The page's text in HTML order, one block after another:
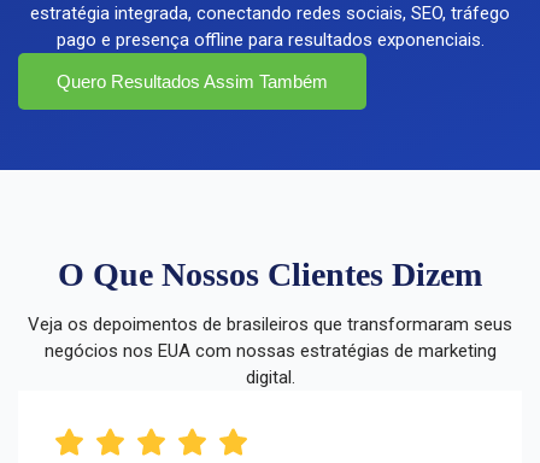
estratégia integrada, conectando redes sociais, SEO, tráfego
pago e presença offline para resultados exponenciais.
Quero Resultados Assim Também
O Que Nossos Clientes Dizem
Veja os depoimentos de brasileiros que transformaram seus
negócios nos EUA com nossas estratégias de marketing
digital.